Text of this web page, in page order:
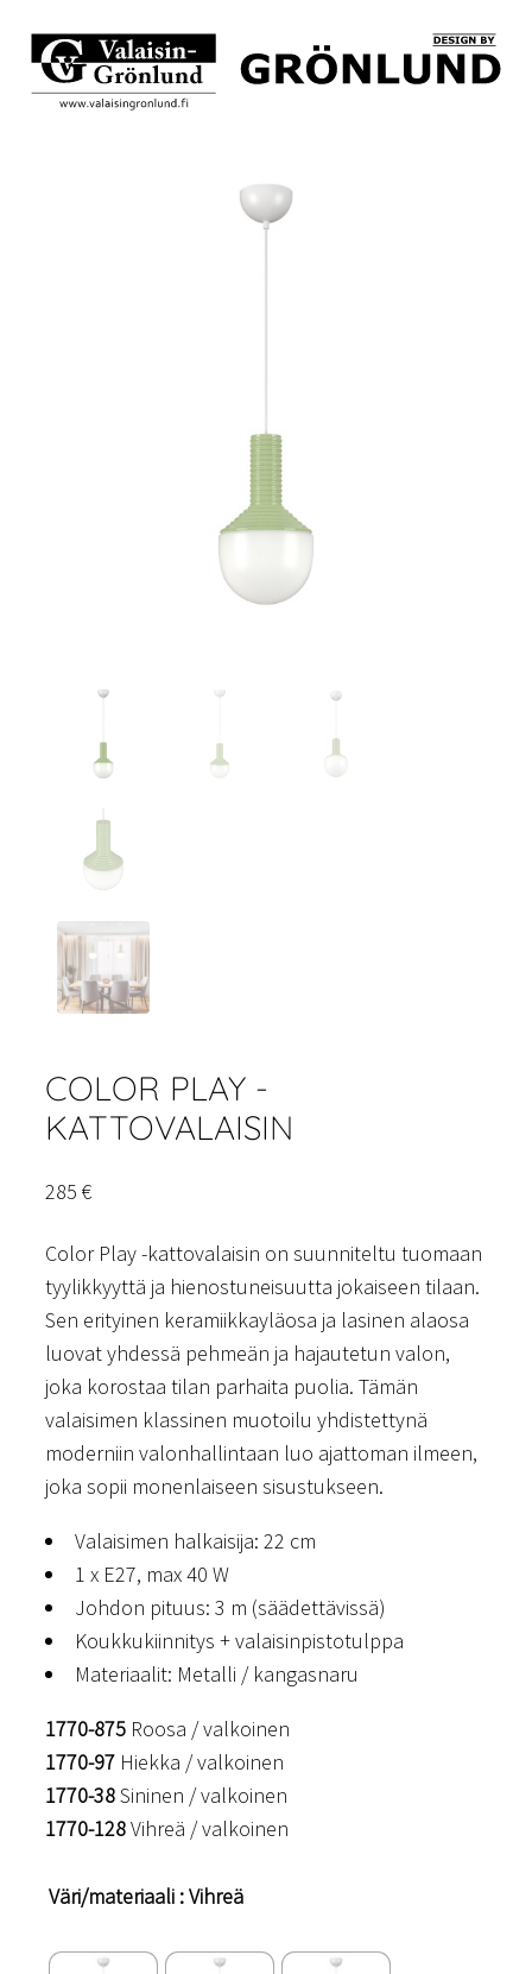
COLOR PLAY -
KATTOVALAISIN
285 €
Color Play -kattovalaisin on suunniteltu tuomaan
tyylikkyyttä ja hienostuneisuutta jokaiseen tilaan.
Sen erityinen keramiikkayläosa ja lasinen alaosa
luovat yhdessä pehmeän ja hajautetun valon,
joka korostaa tilan parhaita puolia. Tämän
valaisimen klassinen muotoilu yhdistettynä
moderniin valonhallintaan luo ajattoman ilmeen,
joka sopii monenlaiseen sisustukseen.
Valaisimen halkaisija: 22 cm
1 x E27, max 40 W
Johdon pituus: 3 m (säädettävissä)
Koukkukiinnitys + valaisinpistotulppa
Materiaalit: Metalli / kangasnaru
1770-875 Roosa / valkoinen
1770-97 Hiekka / valkoinen
1770-38Sininen / valkoinen
1770-128Vihreä / valkoinen
Väri/materiaali : Vihreä